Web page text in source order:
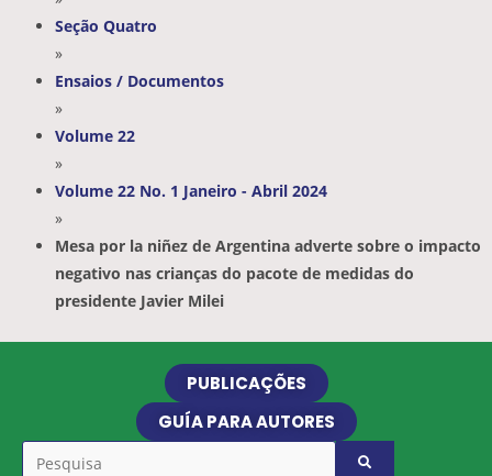
Seção Quatro
»
Ensaios / Documentos
»
Volume 22
»
Volume 22 No. 1 Janeiro - Abril 2024
»
Mesa por la niñez de Argentina adverte sobre o impacto
negativo nas crianças do pacote de medidas do
presidente Javier Milei
PUBLICAÇÕES
GUÍA PARA AUTORES